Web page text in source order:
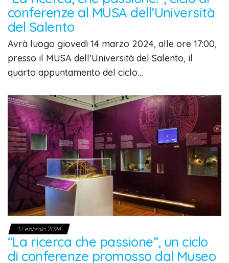
conferenze al MUSA dell’Università
del Salento
Avrà luogo giovedì 14 marzo 2024, alle ore 17:00,
presso il MUSA dell’Università del Salento, il
quarto appuntamento del ciclo…
1 Febbraio 2024
“La ricerca che passione”, un ciclo
di conferenze promosso dal Museo